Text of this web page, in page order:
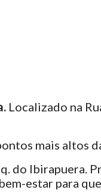
Localizado na
mais altos
do Ibirapuera.
estar para